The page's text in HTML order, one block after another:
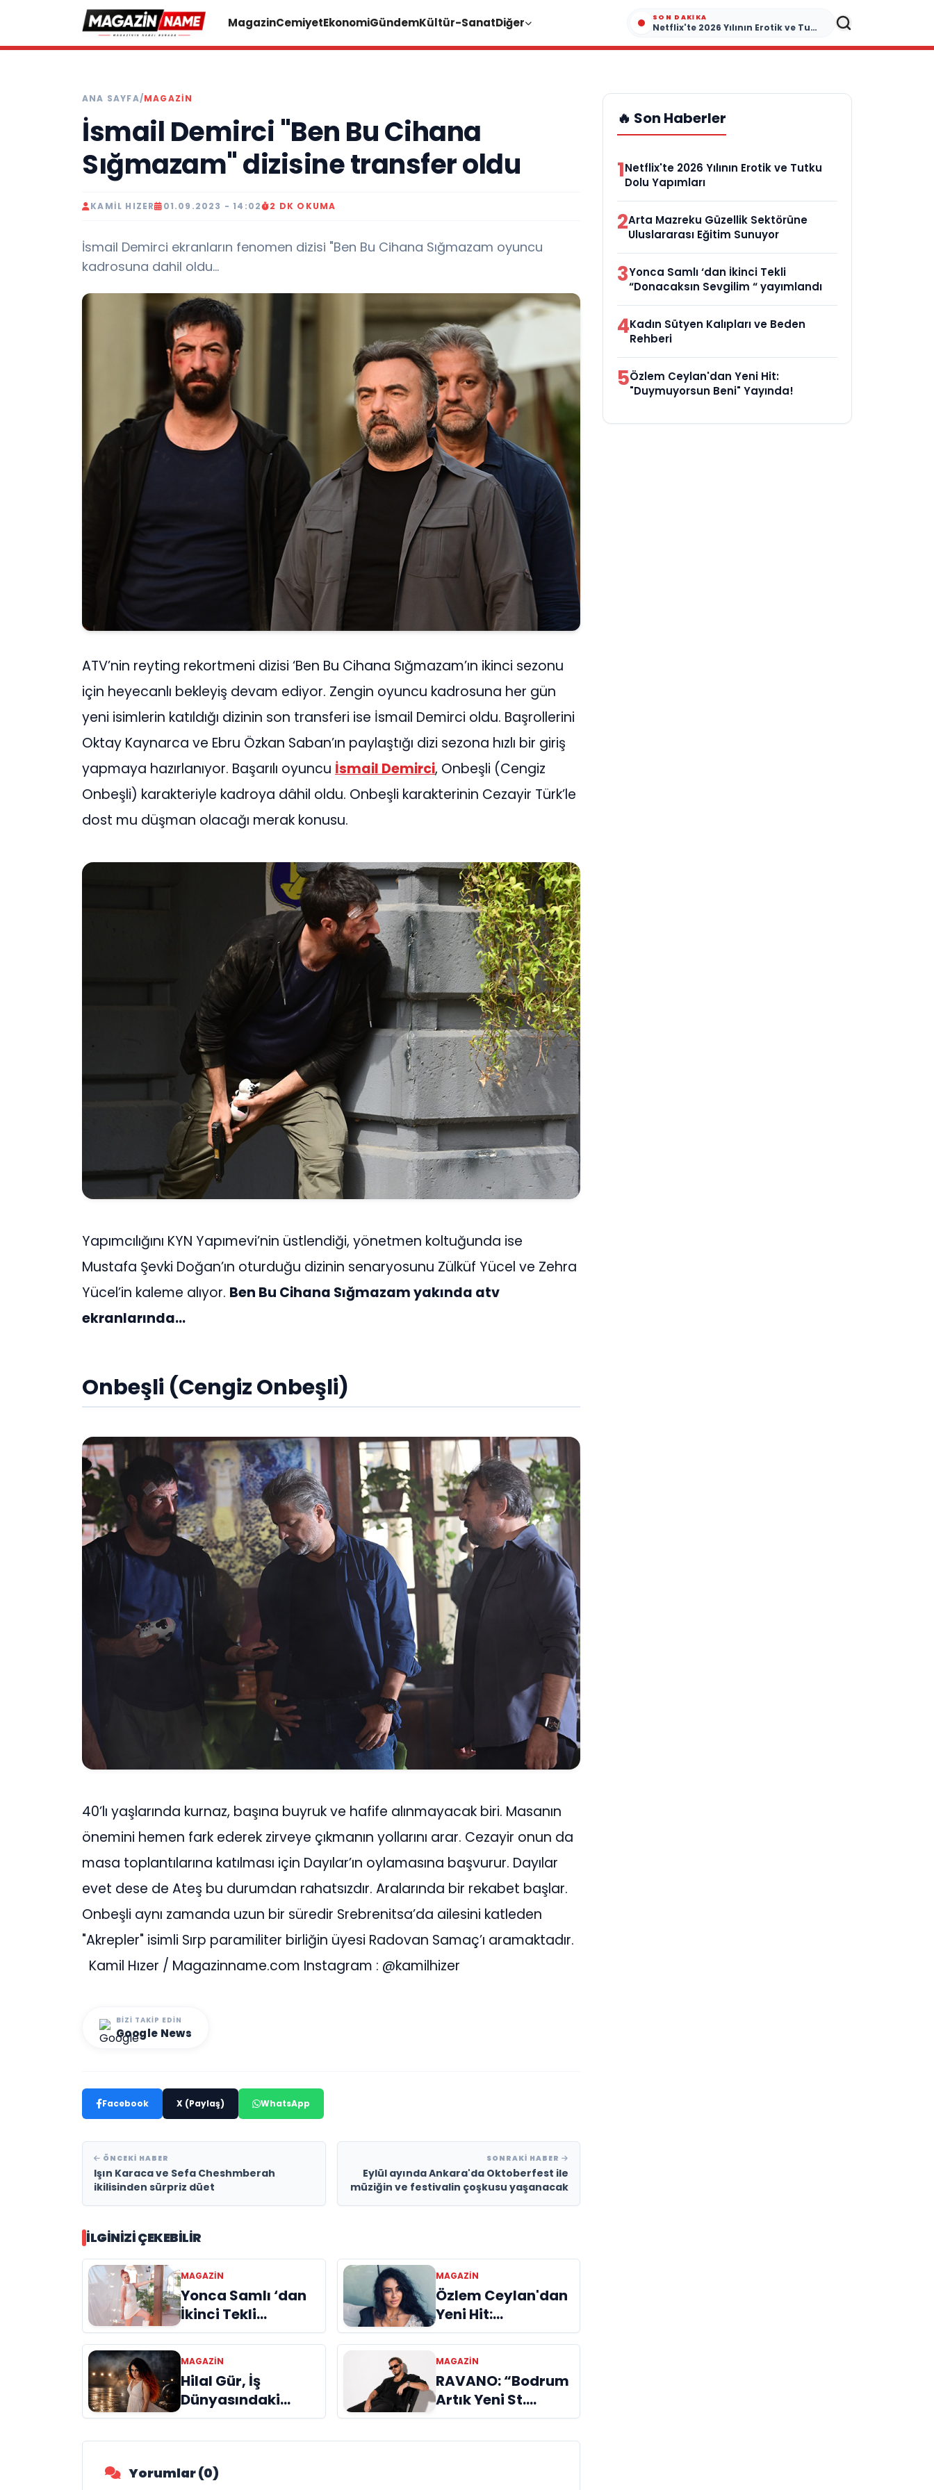
MagazinCemiyetEkonomiGündemKültür-SanatDiğer SON DAKIKA
Netflix'te 2026 Yılının Erotik ve Tutku Dolu Yapımları
ANA SAYFA/MAGAZIN
İsmail Demirci "Ben Bu Cihana
Sığmazam" dizisine transfer oldu
KAMIL HIZER 01.09.2023 - 14:02 2 DK OKUMA
İsmail Demirci ekranların fenomen dizisi "Ben Bu Cihana Sığmazam oyuncu
kadrosuna dahil oldu...
ATV’nin reyting rekortmeni dizisi ‘Ben Bu Cihana Sığmazam’ın ikinci sezonu
için heyecanlı bekleyiş devam ediyor. Zengin oyuncu kadrosuna her gün
yeni isimlerin katıldığı dizinin son transferi ise İsmail Demirci oldu. Başrollerini
Oktay Kaynarca ve Ebru Özkan Saban’ın paylaştığı dizi sezona hızlı bir giriş
yapmaya hazırlanıyor. Başarılı oyuncu İsmail Demirci, Onbeşli (Cengiz
Onbeşli) karakteriyle kadroya dâhil oldu. Onbeşli karakterinin Cezayir Türk’le
dost mu düşman olacağı merak konusu.
Yapımcılığını KYN Yapımevi’nin üstlendiği, yönetmen koltuğunda ise
Mustafa Şevki Doğan’ın oturduğu dizinin senaryosunu Zülküf Yücel ve Zehra
Yücel’in kaleme alıyor. Ben Bu Cihana Sığmazam yakında atv
ekranlarında…
Onbeşli (Cengiz Onbeşli)
40’lı yaşlarında kurnaz, başına buyruk ve hafife alınmayacak biri. Masanın
önemini hemen fark ederek zirveye çıkmanın yollarını arar. Cezayir onun da
masa toplantılarına katılması için Dayılar’ın oylamasına başvurur. Dayılar
evet dese de Ateş bu durumdan rahatsızdır. Aralarında bir rekabet başlar.
Onbeşli aynı zamanda uzun bir süredir Srebrenitsa’da ailesini katleden
"Akrepler" isimli Sırp paramiliter birliğin üyesi Radovan Samaç’ı aramaktadır.
Kamil Hızer / Magazinname.com Instagram : @kamilhizer
BIZI TAKIP EDIN
Google News
Facebook X (Paylaş) WhatsApp
ÖNCEKI HABER
Işın Karaca ve Sefa Cheshmberah
ikilisinden sürpriz düet
SONRAKI HABER
Eylül ayında Ankara'da Oktoberfest ile
müziğin ve festivalin çoşkusu yaşanacak
İLGINIZI ÇEKEBILIR
MAGAZIN
Yonca Samlı ‘dan
İkinci Tekli
“Donacaksın
Sevgilim “
yayımlandı
MAGAZIN
Özlem Ceylan'dan
Yeni Hit:
"Duymuyorsun
Beni" Yayında!
MAGAZIN
Hilal Gür, İş
Dünyasındaki
Başarısını Müzikte
de Taçlandırıyor
MAGAZIN
RAVANO: “Bodrum
Artık Yeni St.
Tropez Değil, Kendi
Başına Bir
Yorumlar (0)
🔥 Son Haberler
1Netflix'te 2026 Yılının Erotik ve Tutku
Dolu Yapımları
2Arta Mazreku Güzellik Sektörüne
Uluslararası Eğitim Sunuyor
3Yonca Samlı ‘dan İkinci Tekli
“Donacaksın Sevgilim “ yayımlandı
4Kadın Sütyen Kalıpları ve Beden
Rehberi
5Özlem Ceylan'dan Yeni Hit:
"Duymuyorsun Beni" Yayında!